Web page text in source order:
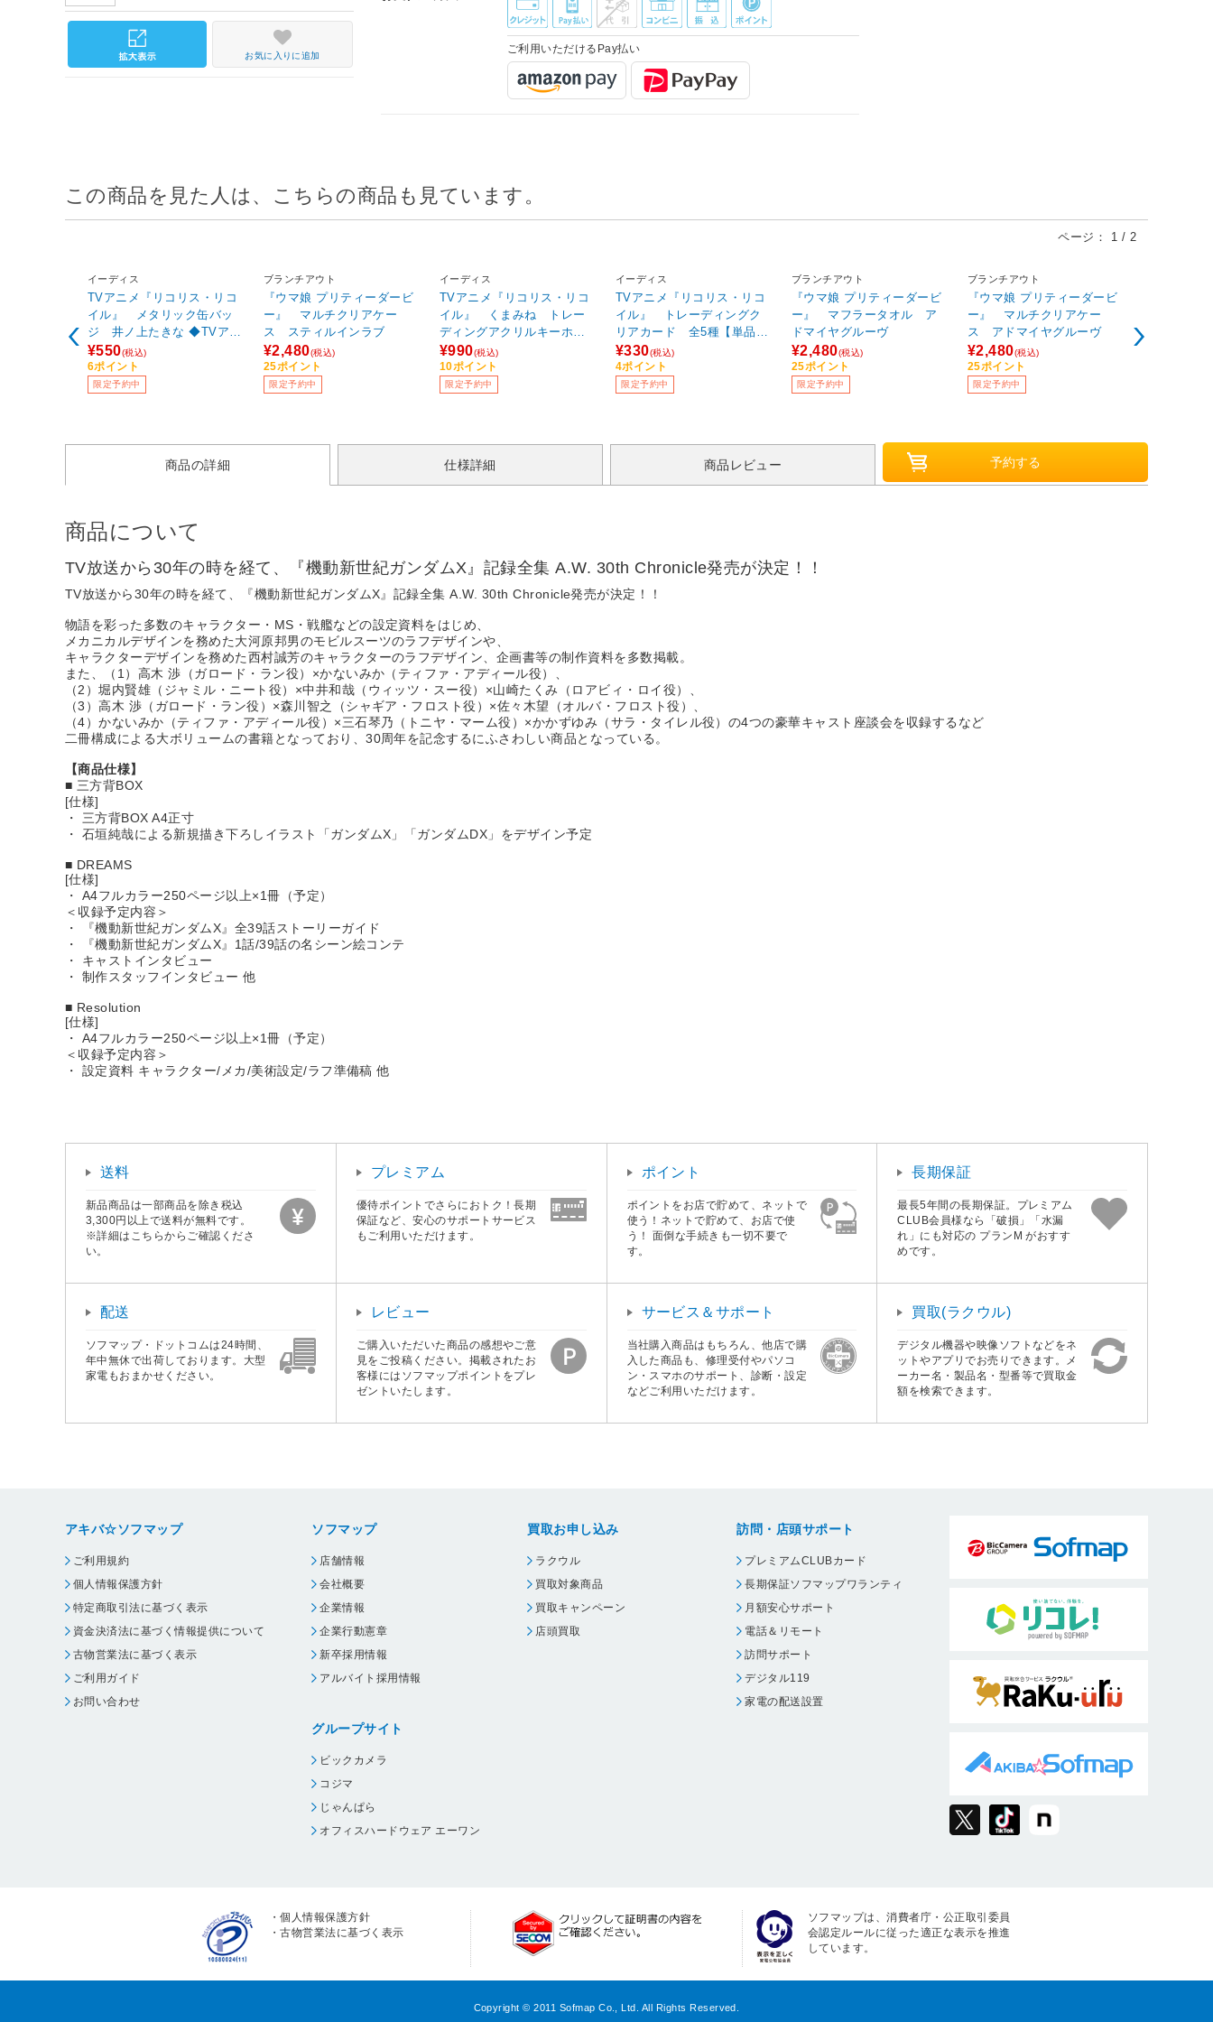
ご利用いただけるPay払い
お気に入りに追加
この商品を見た人は、こちらの商品も見ています。
ページ： 1 / 2
イーディス
TVアニメ『リコリス・リコ
イル』 メタリック缶バッ
ジ 井ノ上たきな ◆TVアニ
メ『リコリス・リコイル』
フェア特典対象
¥550(税込)
6ポイント
限定予約中
ブランチアウト
『ウマ娘 プリティーダービ
ー』 マルチクリアケー
ス スティルインラブ
¥2,480(税込)
25ポイント
限定予約中
イーディス
TVアニメ『リコリス・リコ
イル』 くまみね トレー
ディングアクリルキーホル
ダー 全7種【単品販売】 ◆
TVアニメ『リコリス・リコ
イル』フェア特典対象
¥990(税込)
10ポイント
限定予約中
イーディス
TVアニメ『リコリス・リコ
イル』 トレーディングク
リアカード 全5種【単品販
売】 ◆TVアニメ『リコリ
ス・リコイル』フェア特典
対象
¥330(税込)
4ポイント
限定予約中
ブランチアウト
『ウマ娘 プリティーダービ
ー』 マフラータオル ア
ドマイヤグルーヴ
¥2,480(税込)
25ポイント
限定予約中
ブランチアウト
『ウマ娘 プリティーダービ
ー』 マルチクリアケー
ス アドマイヤグルーヴ
¥2,480(税込)
25ポイント
限定予約中
商品の詳細 仕様詳細 商品レビュー
商品について
TV放送から30年の時を経て、『機動新世紀ガンダムX』記録全集 A.W. 30th Chronicle発売が決定！！
TV放送から30年の時を経て、『機動新世紀ガンダムX』記録全集 A.W. 30th Chronicle発売が決定！！
物語を彩った多数のキャラクター・MS・戦艦などの設定資料をはじめ、
メカニカルデザインを務めた大河原邦男のモビルスーツのラフデザインや、
キャラクターデザインを務めた西村誠芳のキャラクターのラフデザイン、企画書等の制作資料を多数掲載。
また、（1）高木 渉（ガロード・ラン役）×かないみか（ティファ・アディール役）、
（2）堀内賢雄（ジャミル・ニート役）×中井和哉（ウィッツ・スー役）×山崎たくみ（ロアビィ・ロイ役）、
（3）高木 渉（ガロード・ラン役）×森川智之（シャギア・フロスト役）×佐々木望（オルバ・フロスト役）、
（4）かないみか（ティファ・アディール役）×三石琴乃（トニヤ・マーム役）×かかずゆみ（サラ・タイレル役）の4つの豪華キャスト座談会を収録するなど
二冊構成による大ボリュームの書籍となっており、30周年を記念するにふさわしい商品となっている。
【商品仕様】
■ 三方背BOX
[仕様]
・ 三方背BOX A4正寸
・ 石垣純哉による新規描き下ろしイラスト「ガンダムX」「ガンダムDX」をデザイン予定
■ DREAMS
[仕様]
・ A4フルカラー250ページ以上×1冊（予定）
＜収録予定内容＞
・ 『機動新世紀ガンダムX』全39話ストーリーガイド
・ 『機動新世紀ガンダムX』1話/39話の名シーン絵コンテ
・ キャストインタビュー
・ 制作スタッフインタビュー 他
■ Resolution
[仕様]
・ A4フルカラー250ページ以上×1冊（予定）
＜収録予定内容＞
・ 設定資料 キャラクター/メカ/美術設定/ラフ準備稿 他
送料
新品商品は一部商品を除き税込
3,300円以上で送料が無料です。
※詳細はこちらからご確認くださ
い。
プレミアム
優待ポイントでさらにおトク！長期
保証など、安心のサポートサービス
もご利用いただけます。
ポイント
ポイントをお店で貯めて、ネットで
使う！ネットで貯めて、お店で使
う！ 面倒な手続きも一切不要で
す。
長期保証
最長5年間の長期保証。プレミアム
CLUB会員様なら「破損」「水漏
れ」にも対応の プランM がおすす
めです。
配送
ソフマップ・ドットコムは24時間、
年中無休で出荷しております。大型
家電もおまかせください。
レビュー
ご購入いただいた商品の感想やご意
見をご投稿ください。掲載されたお
客様にはソフマップポイントをプレ
ゼントいたします。
サービス＆サポート
当社購入商品はもちろん、他店で購
入した商品も、修理受付やパソコ
ン・スマホのサポート、診断・設定
などご利用いただけます。
買取(ラクウル)
デジタル機器や映像ソフトなどをネ
ットやアプリでお売りできます。メ
ーカー名・製品名・型番等で買取金
額を検索できます。
アキバ☆ソフマップ
ご利用規約
個人情報保護方針
特定商取引法に基づく表示
資金決済法に基づく情報提供について
古物営業法に基づく表示
ご利用ガイド
お問い合わせ
ソフマップ
店舗情報
会社概要
企業情報
企業行動憲章
新卒採用情報
アルバイト採用情報
グループサイト
ビックカメラ
コジマ
じゃんぱら
オフィスハードウェア エーワン
買取お申し込み
ラクウル
買取対象商品
買取キャンペーン
店頭買取
訪問・店頭サポート
プレミアムCLUBカード
長期保証ソフマップワランティ
月額安心サポート
電話＆リモート
訪問サポート
デジタル119
家電の配送設置
・個人情報保護方針
・古物営業法に基づく表示
ソフマップは、消費者庁・公正取引委員
会認定ルールに従った適正な表示を推進
しています。
Copyright © 2011 Sofmap Co., Ltd. All Rights Reserved.